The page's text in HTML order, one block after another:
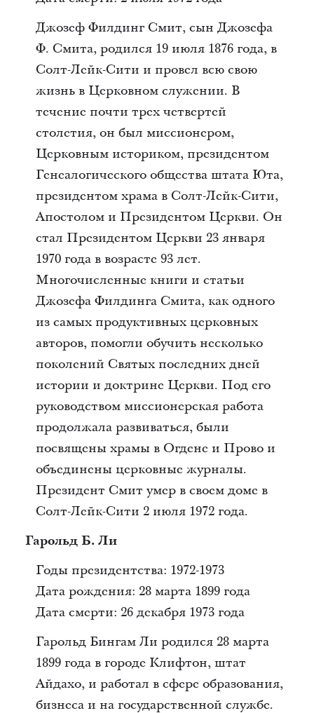
Джозеф Филдинг Смит, сын Джозефа
Ф. Смита, родился 19 июля 1876 года, в
Солт-Лейк-Сити и провел всю свою
жизнь в Церковном служении. В
течение почти трех четвертей
столетия, он был миссионером,
Церковным историком, президентом
Генеалогического общества штата Юта,
президентом храма в Солт-Лейк-Сити,
Апостолом и Президентом Церкви. Он
стал Президентом Церкви 23 января
1970 года в возрасте 93 лет.
Многочисленные книги и статьи
Джозефа Филдинга Смита, как одного
из самых продуктивных церковных
авторов, помогли обучить несколько
поколений Святых последних дней
истории и доктрине Церкви. Под его
руководством миссионерская работа
продолжала развиваться, были
посвящены храмы в Огдене и Прово и
объединены церковные журналы.
Президент Смит умер в своем доме в
Солт-Лейк-Сити 2 июля 1972 года.
Гарольд Б. Ли
Годы президентства: 1972-1973
Дата рождения: 28 марта 1899 года
Дата смерти: 26 декабря 1973 года
Гарольд Бингам Ли родился 28 марта
1899 года в городе Клифтон, штат
Айдахо, и работал в сфере образования,
бизнеса и на государственной службе.